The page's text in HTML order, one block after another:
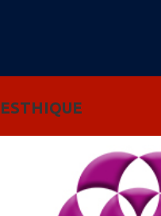
ESTHIQUE